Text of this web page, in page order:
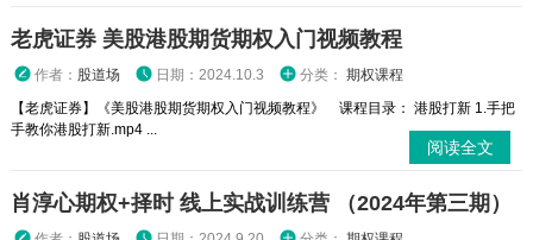
老虎证券 美股港股期货期权入门视频教程
作者： 股道场 日期：2024.10.3 分类： 期权课程
【老虎证券】《美股港股期货期权入门视频教程》 课程目录： 港股打新 1.手把
手教你港股打新.mp4 ...
阅读全文
肖淳心期权+择时 线上实战训练营 （2024年第三期）